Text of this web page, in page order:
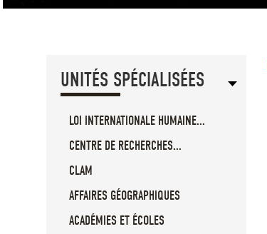
UNITÉS SPÉCIALISÉES
LOI INTERNATIONALE HUMAINE...
CENTRE DE RECHERCHES...
CLAM
AFFAIRES GÉOGRAPHIQUES
ACADÉMIES ET ÉCOLES